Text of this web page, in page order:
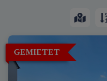
GEMIETET